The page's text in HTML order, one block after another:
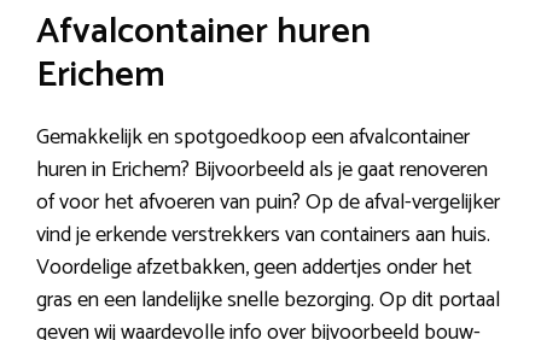
Afvalcontainer huren
Erichem
Gemakkelijk en spotgoedkoop een afvalcontainer
huren in Erichem? Bijvoorbeeld als je gaat renoveren
of voor het afvoeren van puin? Op de afval-vergelijker
vind je erkende verstrekkers van containers aan huis.
Voordelige afzetbakken, geen addertjes onder het
gras en een landelijke snelle bezorging. Op dit portaal
geven wij waardevolle info over bijvoorbeeld bouw-